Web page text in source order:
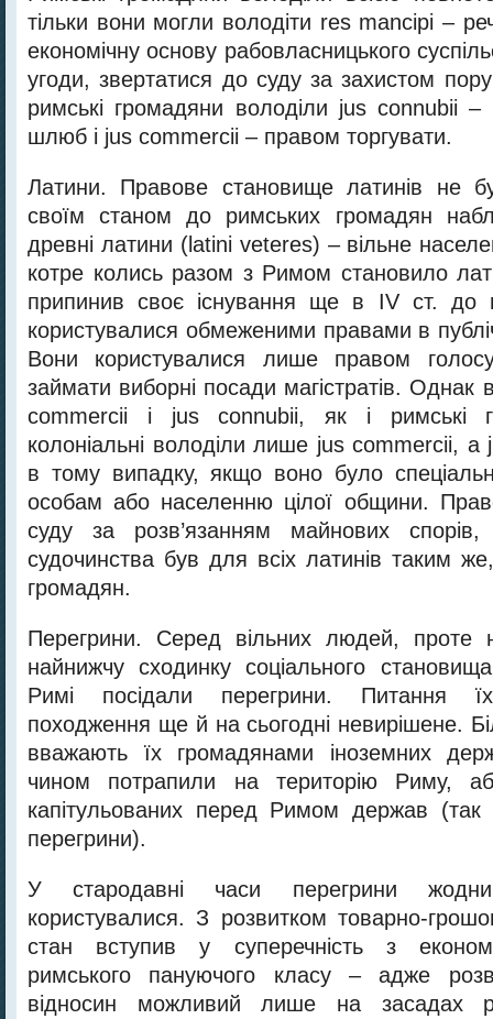
тільки вони могли володіти res mancipi –
економічну основу рабовласницького
угоди, звертатися до суду за захистом
римські громадяни володіли jus connubii
шлюб і jus commercii – правом торгувати.
Латини. Правове становище латинів не
своїм станом до римських громадян
древні латини (latini veteres) – вільне
котре колись разом з Римом становило
припинив своє існування ще в ІV ст. до
користувалися обмеженими правами в
Вони користувалися лише правом
займати виборні посади магістратів. Однак
commercii і jus connubii, як і римські
колоніальні володіли лише jus commercii, а
в тому випадку, якщо воно було
особам або населенню цілої общини.
суду за розв’язанням майнових
судочинства був для всіх латинів таким
громадян.
Перегрини. Серед вільних людей, проте
найнижчу сходинку соціального
Римі посідали перегрини. Питання
походження ще й на сьогодні невирішене.
вважають їх громадянами іноземних
чином потрапили на територію Риму,
капітульованих перед Римом держав (так
перегрини).
У стародавні часи перегрини
користувалися. З розвитком товарно-
стан вступив у суперечність з
римського пануючого класу – адже
відносин можливий лише на засадах